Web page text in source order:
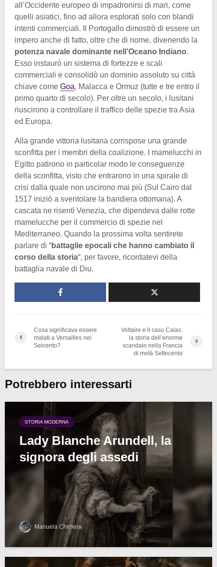
all’Occidente europeo di impadronirsi di mari, come
quelli asiatici, fino ad allora esplorati solo con blandi
intenti commerciali. Il Portogallo dimostrò di essere un
impero anche di fatto, oltre che di nome, divenendo la
potenza navale dominante nell’Oceano Indiano.
Esso instaurò un sistema di fortezze e scali
commerciali e consolidò un dominio assoluto su città
chiave come Goa, Malacca e Ormuz (tutte e tre entro il
primo quarto di secolo). Per oltre un secolo, i lusitani
riuscirono a controllare il traffico delle spezie tra Asia
ed Europa.
Alla grande vittoria lusitana corrispose una grande
sconfitta per i membri della coalizione. I mamelucchi in
Egitto patirono in particolar modo le conseguenze
della sconfitta, visto che entrarono in una spirale di
crisi dalla quale non uscirono mai più (Sul Cairo dal
1517 iniziò a sventolare la bandiera ottomana). A
cascata ne risentì Venezia, che dipendeva dalle rotte
mamelucche per il commercio di spezie nel
Mediterraneo. Quando la prossima volta sentirete
parlare di “battaglie epocali che hanno cambiato il
corso della storia“, per favore, ricordatevi della
battaglia navale di Diu.
Cosa significava essere
malati a Versailles nel
Seicento?
Voltaire e il caso Calas:
la storia dell’enorme
scandalo nella Francia
di metà Settecento
Potrebbero interessarti
STORIA MODERNA
Lady Blanche Arundell, la
signora degli assedi
Manuela Chimera